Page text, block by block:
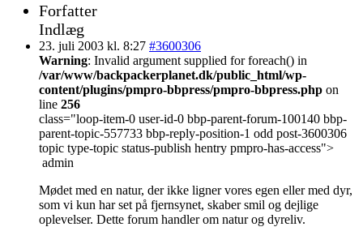
Forfatter
Indlæg
23. juli 2003 kl. 8:27 #3600306
Warning: Invalid argument supplied for foreach() in
/var/www/backpackerplanet.dk/public_html/wp-
content/plugins/pmpro-bbpress/pmpro-bbpress.php on
line 256
class="loop-item-0 user-id-0 bbp-parent-forum-100140 bbp-
parent-topic-557733 bbp-reply-position-1 odd post-3600306
topic type-topic status-publish hentry pmpro-has-access">
admin
Mødet med en natur, der ikke ligner vores egen eller med dyr,
som vi kun har set på fjernsynet, skaber smil og dejlige
oplevelser. Dette forum handler om natur og dyreliv.